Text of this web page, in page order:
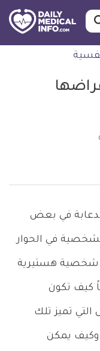
طبية
في بعض
في الحوار
شخصية هستيرية
كيف تكون
التي تميز تلك
وكيف يمكن